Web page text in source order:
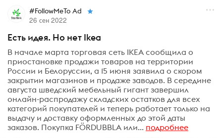
#FollowMeTo Ad
26 сен 2022
Есть идея. Но нет Ikea
В начале марта торговая сеть IKEA сообщила о
приостановке продажи товаров на территории
России и Белоруссии, а 15 июня заявила о скором
закрытии магазинов и продаже заводов. В середине
августа шведский мебельный гигант завершил
онлайн-распродажу складских остатков для всех
категорий покупателей и теперь работает только на
выдачу и доставку оформленных до этой даты
заказов. Покупка FÖRDUBBLA или... подробнее